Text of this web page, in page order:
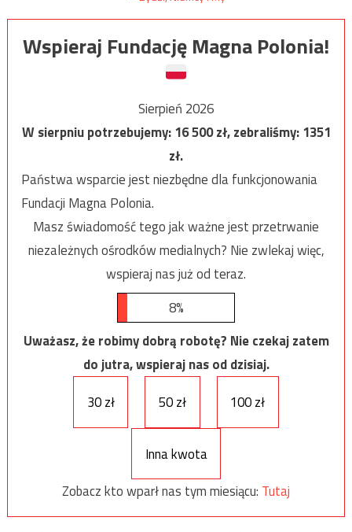
Wspieraj Fundację Magna Polonia!
Sierpień 2026
W sierpniu potrzebujemy:16 500zł, zebraliśmy:1351
zł.
Państwa wsparcie jest niezbędne dla funkcjonowania
Fundacji Magna Polonia.
Masz świadomość tego jak ważne jest przetrwanie
niezależnych ośrodków medialnych? Nie zwlekaj więc,
wspieraj nas już od teraz.
8%
Uważasz, że robimy dobrą robotę? Nie czekaj zatem
do jutra, wspieraj nas od dzisiaj.
30 zł
50 zł 100 zł
Inna kwota
Zobacz kto wparł nas tym miesiącu: Tutaj